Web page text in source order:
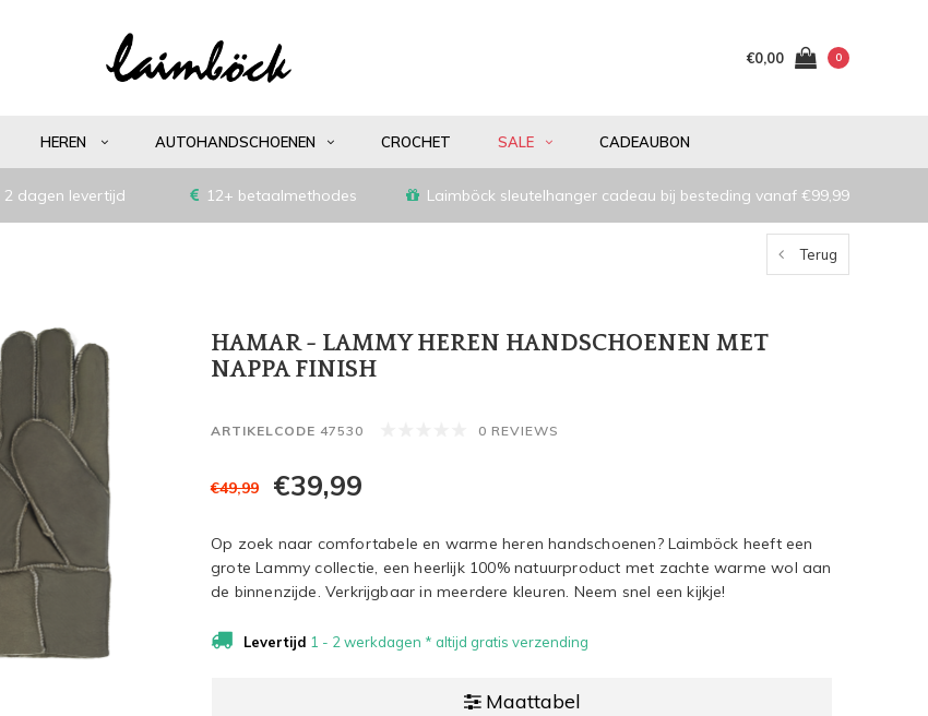
€0,00 0
HEREN AUTOHANDSCHOENEN CROCHET SALE CADEAUBON
2 dagen levertijd 12+ betaalmethodes Laimböck sleutelhanger cadeau bij besteding vanaf €99,99
Terug
HAMAR - LAMMY HEREN HANDSCHOENEN MET
NAPPA FINISH
ARTIKELCODE 47530 0 REVIEWS
€49,99 €39,99
Op zoek naar comfortabele en warme heren handschoenen? Laimböck heeft een
grote Lammy collectie, een heerlijk 100% natuurproduct met zachte warme wol aan
de binnenzijde. Verkrijgbaar in meerdere kleuren. Neem snel een kijkje!
Levertijd 1 - 2 werkdagen * altijd gratis verzending
Maattabel